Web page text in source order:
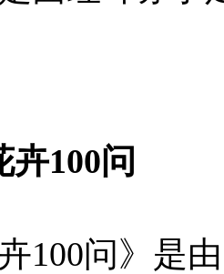
100问
卉100问》是